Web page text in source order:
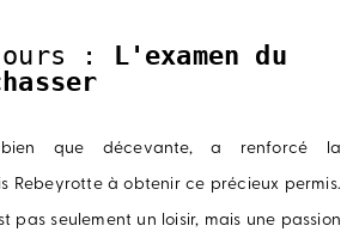
:
L'examen du
bien que décevante, a renforcé la
Rebeyrotte à obtenir ce précieux permis.
pas seulement un loisir, mais une passion